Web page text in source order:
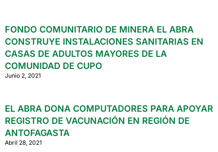
FONDO COMUNITARIO DE MINERA EL ABRA
CONSTRUYE INSTALACIONES SANITARIAS EN
CASAS DE ADULTOS MAYORES DE LA
COMUNIDAD DE CUPO
Junio 2, 2021
EL ABRA DONA COMPUTADORES PARA APOYAR
REGISTRO DE VACUNACIÓN EN REGIÓN DE
ANTOFAGASTA
Abril 28, 2021